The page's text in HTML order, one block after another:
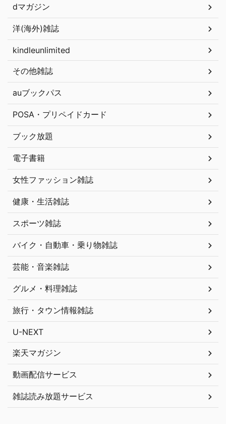
dマガジン
洋(海外)雑誌
kindleunlimited
その他雑誌
auブックパス
POSA・プリペイドカード
ブック放題
電子書籍
女性ファッション雑誌
健康・生活雑誌
スポーツ雑誌
バイク・自動車・乗り物雑誌
芸能・音楽雑誌
グルメ・料理雑誌
旅行・タウン情報雑誌
U-NEXT
楽天マガジン
動画配信サービス
雑誌読み放題サービス